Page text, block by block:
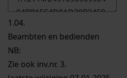
1.04.
Beambten en bedienden
NB:
Zie ook inv.nr. 3.